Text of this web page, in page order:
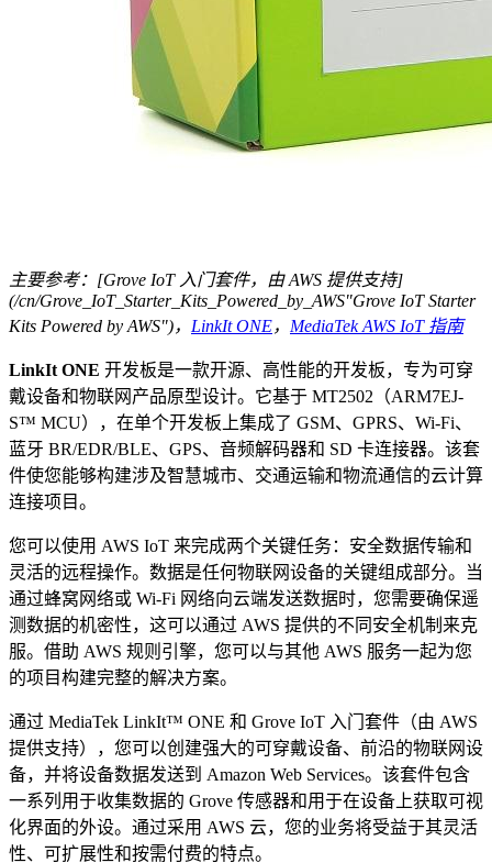
主要参考：[Grove IoT 入门套件，由 AWS 提供支持]
(/cn/Grove_IoT_Starter_Kits_Powered_by_AWS"Grove IoT Starter
Kits Powered by AWS")， LinkIt ONE， MediaTek AWS IoT 指南
LinkIt ONE 开发板是一款开源、高性能的开发板，专为可穿
戴设备和物联网产品原型设计。它基于 MT2502（ARM7EJ-
S™ MCU），在单个开发板上集成了 GSM、GPRS、Wi-Fi、
蓝牙 BR/EDR/BLE、GPS、音频解码器和 SD 卡连接器。该套
件使您能够构建涉及智慧城市、交通运输和物流通信的云计算
连接项目。
您可以使用 AWS IoT 来完成两个关键任务：安全数据传输和
灵活的远程操作。数据是任何物联网设备的关键组成部分。当
通过蜂窝网络或 Wi-Fi 网络向云端发送数据时，您需要确保遥
测数据的机密性，这可以通过 AWS 提供的不同安全机制来克
服。借助 AWS 规则引擎，您可以与其他 AWS 服务一起为您
的项目构建完整的解决方案。
通过 MediaTek LinkIt™ ONE 和 Grove IoT 入门套件（由 AWS
提供支持），您可以创建强大的可穿戴设备、前沿的物联网设
备，并将设备数据发送到 Amazon Web Services。该套件包含
一系列用于收集数据的 Grove 传感器和用于在设备上获取可视
化界面的外设。通过采用 AWS 云，您的业务将受益于其灵活
性、可扩展性和按需付费的特点。